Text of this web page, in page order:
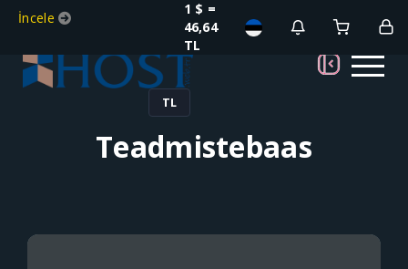
İncele
1 $ =
46,64
TL
TL
Teadmistebaas